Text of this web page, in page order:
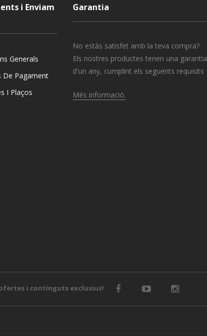
i Enviam
Generals
De Pagament
I Plaços
Garantia
No estàs satisfet amb la teva compra?
Els nostres productes tenen una garantia
d'un any, cumplint els seguents requisits
Més informació.
i continguts exclusius!